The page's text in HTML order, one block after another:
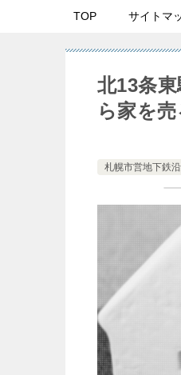
TOP サイトマ
北13条
ら家を
札幌市営地下鉄